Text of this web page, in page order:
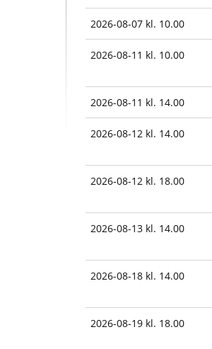
2026-08-07 kl. 10.00
2026-08-11 kl. 10.00
2026-08-11 kl. 14.00
2026-08-12 kl. 14.00
2026-08-12 kl. 18.00
2026-08-13 kl. 14.00
2026-08-18 kl. 14.00
2026-08-19 kl. 18.00